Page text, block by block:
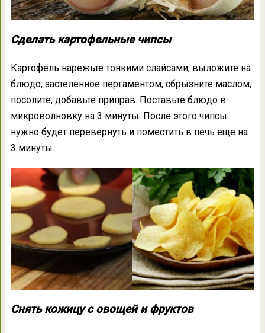
Сделать картофельные чипсы
Картофель нарежьте тонкими слайсами, выложите на
блюдо, застеленное пергаментом, сбрызните маслом,
посолите, добавьте приправ. Поставьте блюдо в
микроволновку на 3 минуты. После этого чипсы
нужно будет перевернуть и поместить в печь еще на
3 минуты.
Снять кожицу с овощей и фруктов